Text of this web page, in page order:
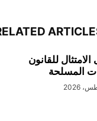
للقانون
المسلحة